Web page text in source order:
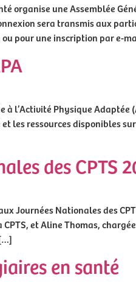
organise une Assemblée
sera transmis aux
pour une inscription par e-
à l’Activité Physique
les ressources disponibles
des CPTS
Journées Nationales des
et Aline Thomas,
en santé